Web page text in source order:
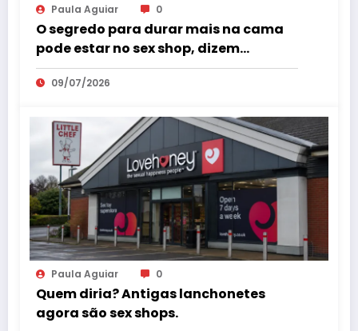
Paula Aguiar 0
O segredo para durar mais na cama
pode estar no sex shop, dizem
especialistas em saúde sexual
09/07/2026
Paula Aguiar 0
Quem diria? Antigas lanchonetes
agora são sex shops.